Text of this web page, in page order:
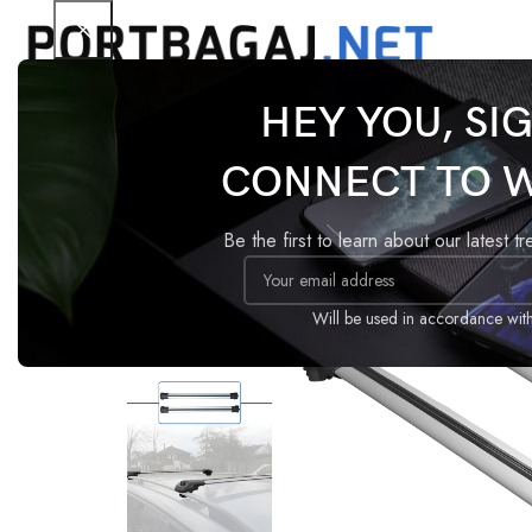
HEY YOU,
CONNECT TO
Be the first to learn about our latest
Will be used in accordance
Tavan Barı ACE-1 Hyundai Tucson
-17%